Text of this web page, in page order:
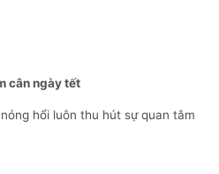
cân ngày tết
hổi luôn thu hút sự quan tâm